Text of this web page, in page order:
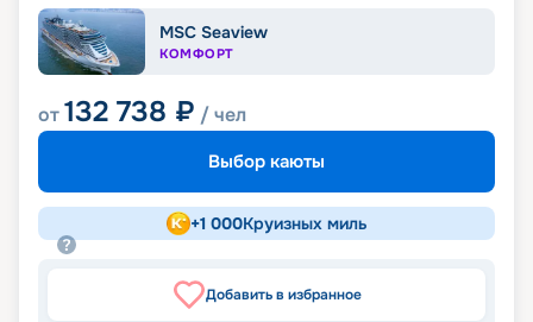
MSC Seaview
КОМФОРТ
от132 738 ₽ / чел
Выбор каюты
+1 000Круизных миль
Добавить в избранное